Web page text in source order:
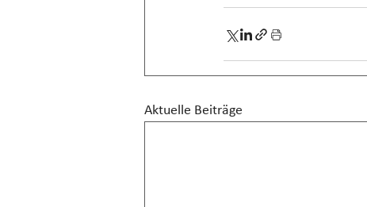
Aktuelle Beiträge